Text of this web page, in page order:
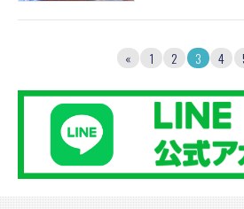
« 1 2 3 4